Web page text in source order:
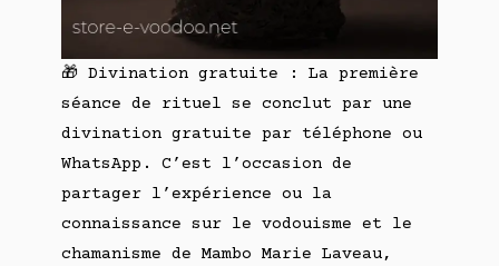
🎁 Divination gratuite : La première
séance de rituel se conclut par une
divination gratuite par téléphone ou
WhatsApp. C’est l’occasion de
partager l’expérience ou la
connaissance sur le vodouisme et le
chamanisme de Mambo Marie Laveau,